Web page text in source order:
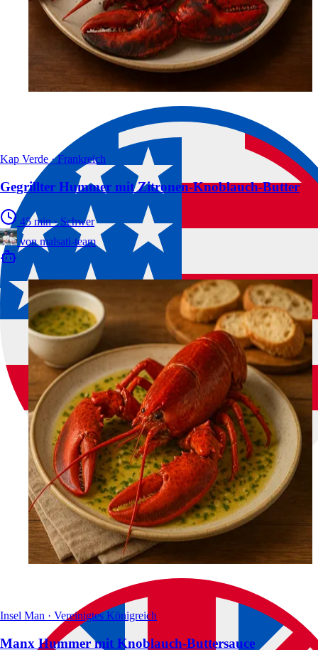
Kap Verde · Frankreich
Gegrillter Hummer mit Zitronen-Knoblauch-Butter
45 min · Schwer
von malsati-team
Insel Man · Vereinigtes Königreich
Manx Hummer mit Knoblauch-Buttersauce